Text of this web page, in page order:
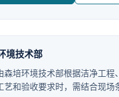
境技术部
森培环境技术部根据洁净工
艺和验收要求时，需结合现场